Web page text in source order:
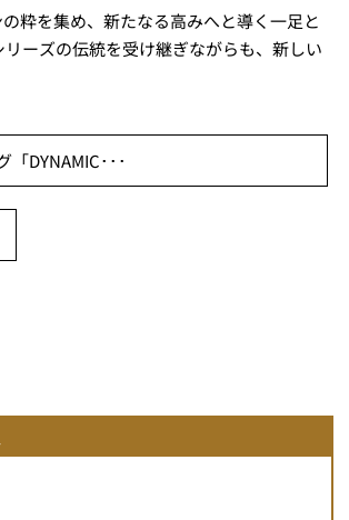
粋を集め、新たなる高みへと導く一足と
ーズの伝統を受け継ぎながらも、新しい
DYNAMIC･･･